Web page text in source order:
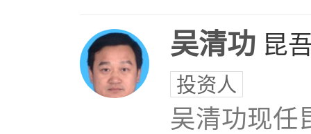
吴清功 昆
投资人
吴清功现任